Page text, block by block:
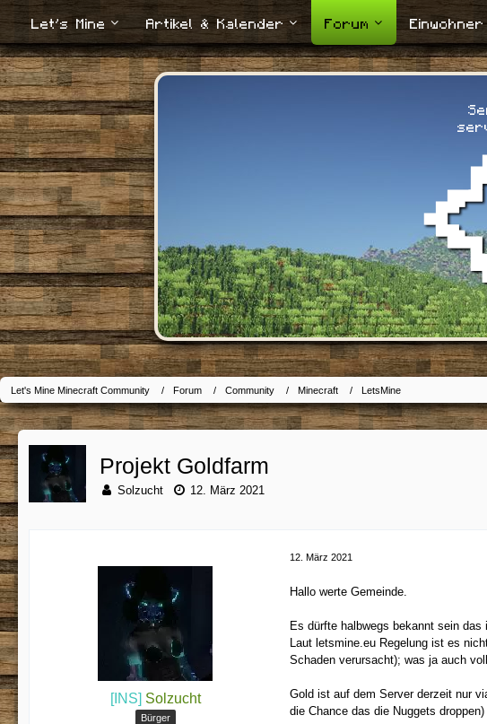
Let's Mine Artikel & Kalender Forum Einwohner
Let's Mine Minecraft Community Forum Community Minecraft LetsMine
Projekt Goldfarm
Solzucht 12. März 2021
[INS] Solzucht
Bürger
12. März 2021
Hallo werte Gemeinde.
Es dürfte halbwegs bekannt sein
Laut letsmine.eu Regelung ist es
Schaden verursacht); was ja auch
Gold ist auf dem Server derzeit nur
die Chance das die Nuggets droppen)